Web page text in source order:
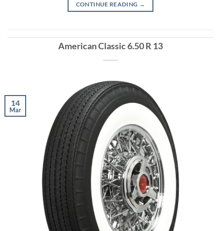
CONTINUE READING →
American Classic 6.50 R 13
14
Mar